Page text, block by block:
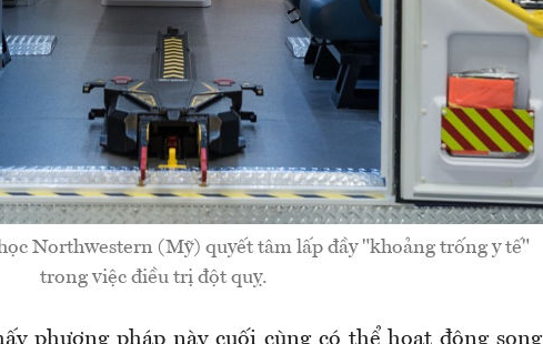
Northwestern (Mỹ) quyết tâm lấp đầy "khoảng trống y tế"
trong việc điều trị đột quỵ.